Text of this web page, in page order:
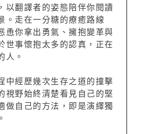
以翻譯者的姿態陪伴你閱讀
。走在一分糖的療癒路線
恿你拿出勇氣、擁抱變革與
世事懷抱太多的認真，正在
人。
中經歷幾次生存之道的撞擊
視野始終清楚看見自己的堅
做自己的方法，即是演繹獨